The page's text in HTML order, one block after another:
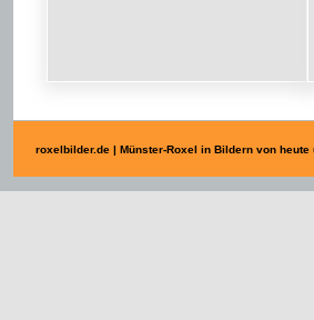
roxelbilder.de | Münster-Roxel in Bildern von